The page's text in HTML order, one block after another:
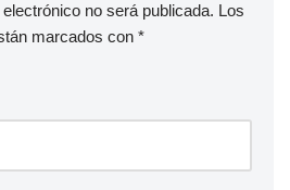
no será publicada. Los
marcados con *